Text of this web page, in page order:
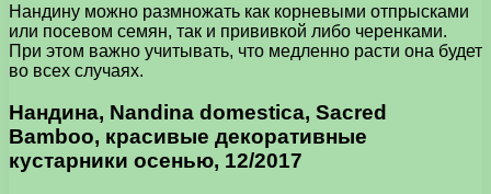
Нандину можно размножать как корневыми отпрысками
или посевом семян, так и прививкой либо черенками.
При этом важно учитывать, что медленно расти она будет
во всех случаях.
Нандина, Nandina domestica, Sacred
Bamboo, красивые декоративные
кустарники осенью, 12/2017